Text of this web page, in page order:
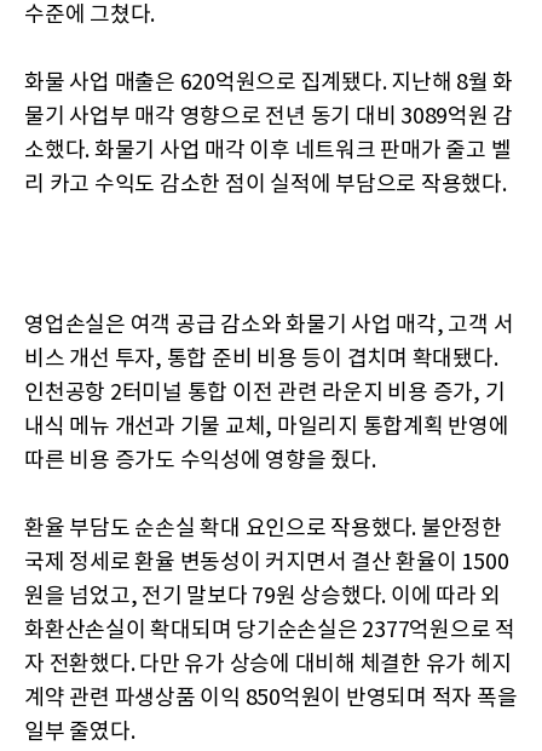
수준에 그쳤다.
화물 사업 매출은 620억원으로 집계됐다. 지난해 8월 화
물기 사업부 매각 영향으로 전년 동기 대비 3089억원 감
소했다. 화물기 사업 매각 이후 네트워크 판매가 줄고 벨
리 카고 수익도 감소한 점이 실적에 부담으로 작용했다.
영업손실은 여객 공급 감소와 화물기 사업 매각, 고객 서
비스 개선 투자, 통합 준비 비용 등이 겹치며 확대됐다.
인천공항 2터미널 통합 이전 관련 라운지 비용 증가, 기
내식 메뉴 개선과 기물 교체, 마일리지 통합계획 반영에
따른 비용 증가도 수익성에 영향을 줬다.
환율 부담도 순손실 확대 요인으로 작용했다. 불안정한
국제 정세로 환율 변동성이 커지면서 결산 환율이 1500
원을 넘었고, 전기 말보다 79원 상승했다. 이에 따라 외
화환산손실이 확대되며 당기순손실은 2377억원으로 적
자 전환했다. 다만 유가 상승에 대비해 체결한 유가 헤지
계약 관련 파생상품 이익 850억원이 반영되며 적자 폭을
일부 줄였다.